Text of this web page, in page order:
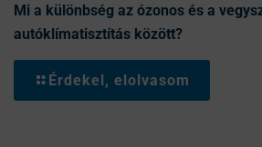
Mi a különbség az ózonos és a
autóklímatisztítás között?
Érdekel, elolvasom